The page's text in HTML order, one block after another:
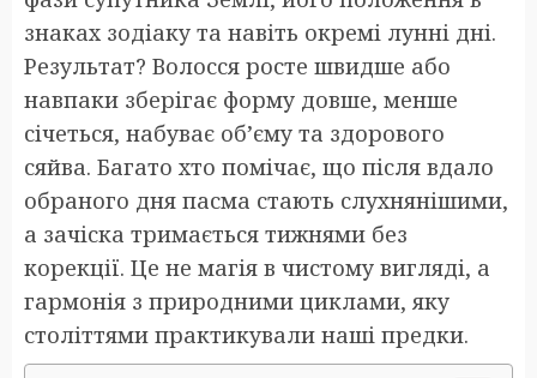
знаках зодіаку та навіть окремі лунні дні.
Результат? Волосся росте швидше або
навпаки зберігає форму довше, менше
січеться, набуває об’єму та здорового
сяйва. Багато хто помічає, що після вдало
обраного дня пасма стають слухнянішими,
а зачіска тримається тижнями без
корекції. Це не магія в чистому вигляді, а
гармонія з природними циклами, яку
століттями практикували наші предки.